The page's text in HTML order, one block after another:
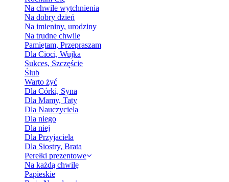
Na chwile wytchnienia
Na dobry dzień
Na imieniny, urodziny
Na trudne chwile
Pamiętam, Przepraszam
Dla Cioci, Wujka
Sukces, Szczęście
Ślub
Warto żyć
Dla Córki, Syna
Dla Mamy, Taty
Dla Nauczyciela
Dla niego
Dla niej
Dla Przyjaciela
Dla Siostry, Brata
Perełki prezentowe
Na każdą chwilę
Papieskie